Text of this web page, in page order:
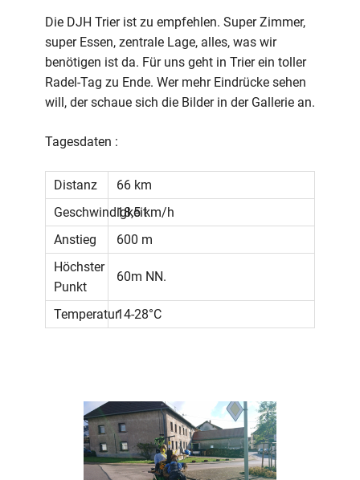
Die DJH Trier ist zu empfehlen. Super Zimmer,
super Essen, zentrale Lage, alles, was wir
benötigen ist da. Für uns geht in Trier ein toller
Radel-Tag zu Ende. Wer mehr Eindrücke sehen
will, der schaue sich die Bilder in der Gallerie an.
Tagesdaten :
Distanz
66 km
Geschwindigkeit18,5 km/h
Anstieg
600 m
Höchster
Punkt
60m NN.
Temperatur14-28°C